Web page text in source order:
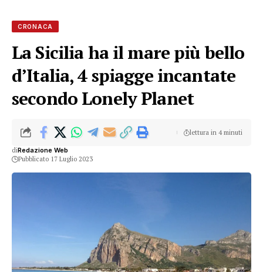
CRONACA
La Sicilia ha il mare più bello
d’Italia, 4 spiagge incantate
secondo Lonely Planet
diRedazione Web
Pubblicato 17 Luglio 2023
lettura in 4 minuti